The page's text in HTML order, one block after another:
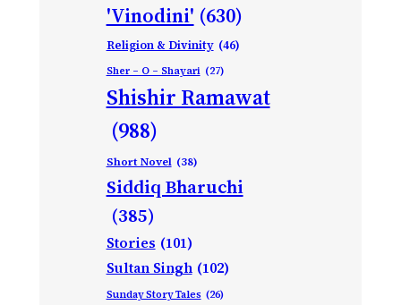
'Vinodini' (630)
Religion & Divinity (46)
Sher – O – Shayari (27)
Shishir Ramawat
(988)
Short Novel (38)
Siddiq Bharuchi
(385)
Stories (101)
Sultan Singh (102)
Sunday Story Tales (26)